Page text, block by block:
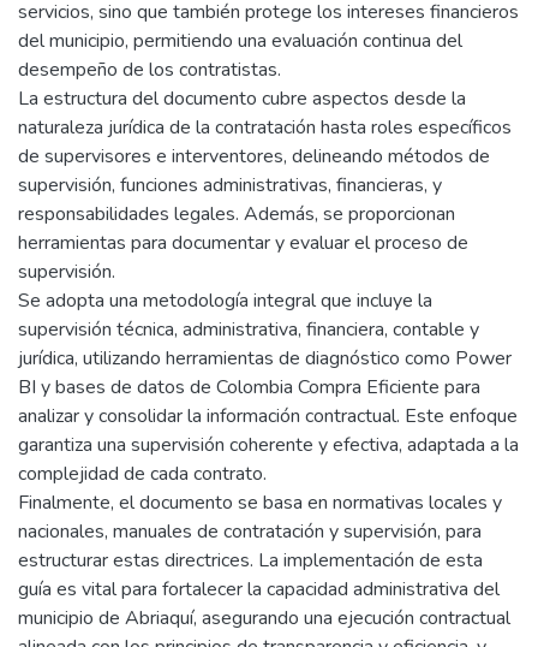
servicios, sino que también protege los intereses financieros
del municipio, permitiendo una evaluación continua del
desempeño de los contratistas.
La estructura del documento cubre aspectos desde la
naturaleza jurídica de la contratación hasta roles específicos
de supervisores e interventores, delineando métodos de
supervisión, funciones administrativas, financieras, y
responsabilidades legales. Además, se proporcionan
herramientas para documentar y evaluar el proceso de
supervisión.
Se adopta una metodología integral que incluye la
supervisión técnica, administrativa, financiera, contable y
jurídica, utilizando herramientas de diagnóstico como Power
BI y bases de datos de Colombia Compra Eficiente para
analizar y consolidar la información contractual. Este enfoque
garantiza una supervisión coherente y efectiva, adaptada a la
complejidad de cada contrato.
Finalmente, el documento se basa en normativas locales y
nacionales, manuales de contratación y supervisión, para
estructurar estas directrices. La implementación de esta
guía es vital para fortalecer la capacidad administrativa del
municipio de Abriaquí, asegurando una ejecución contractual